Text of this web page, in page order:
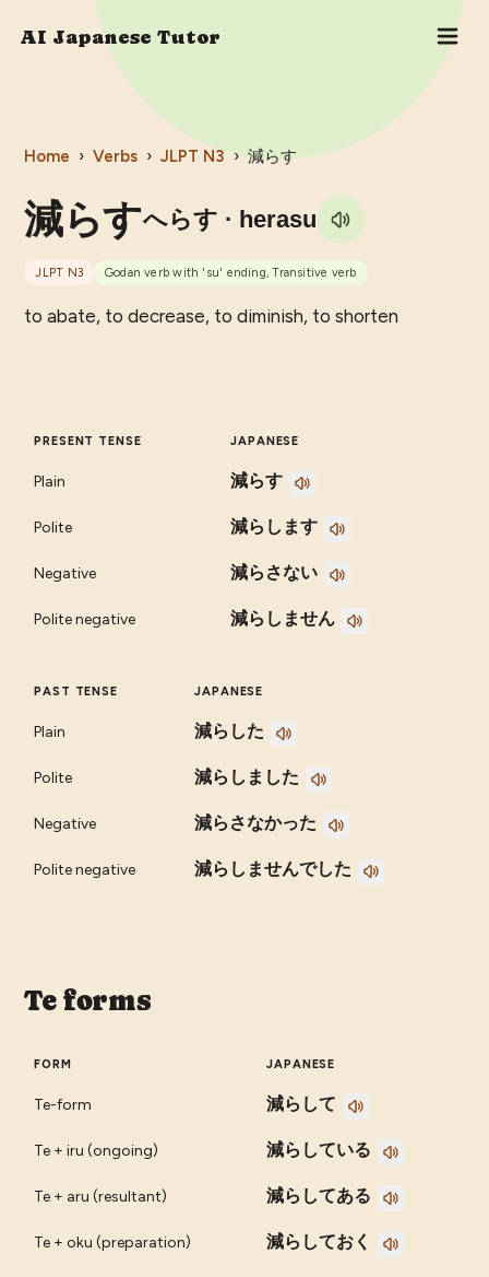
AI Japanese Tutor
Home › Verbs › JLPT N3 › 減らす
減らすへらす · herasu
JLPT N3 Godan verb with 'su' ending, Transitive verb
to abate, to decrease, to diminish, to shorten
PRESENT TENSE JAPANESE
Plain 減らす
Polite 減らします
Negative 減らさない
Polite negative 減らしません
PAST TENSE JAPANESE
Plain 減らした
Polite 減らしました
Negative 減らさなかった
Polite negative 減らしませんでした
Te forms
FORM JAPANESE
Te-form 減らして
Te + iru (ongoing) 減らしている
Te + aru (resultant) 減らしてある
Te + oku (preparation) 減らしておく